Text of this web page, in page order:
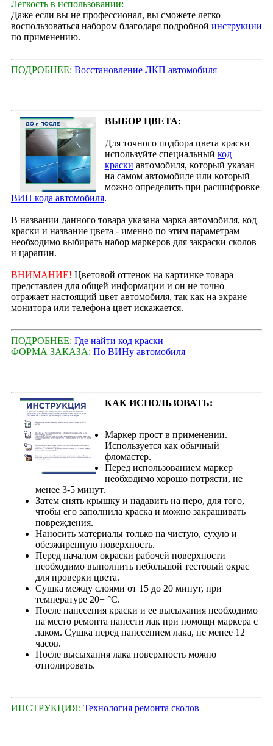
Легкость в использовании:
Даже если вы не профессионал, вы сможете легко
воспользоваться набором благодаря подробной инструкции
по применению.
ПОДРОБНЕЕ: Восстановление ЛКП автомобиля
ВЫБОР ЦВЕТА:
Для точного подбора цвета краски
используйте специальный код
краски автомобиля, который указан
на самом автомобиле или который
можно определить при расшифровке
ВИН кода автомобиля.
В названии данного товара указана марка автомобиля, код
краски и название цвета - именно по этим параметрам
необходимо выбирать набор маркеров для закраски сколов
и царапин.
ВНИМАНИЕ! Цветовой оттенок на картинке товара
представлен для общей информации и он не точно
отражает настоящий цвет автомобиля, так как на экране
монитора или телефона цвет искажается.
ПОДРОБНЕЕ: Где найти код краски
ФОРМА ЗАКАЗА: По ВИНу автомобиля
КАК ИСПОЛЬЗОВАТЬ:
Маркер прост в применении.
Используется как обычный
фломастер.
Перед использованием маркер
необходимо хорошо потрясти, не
менее 3-5 минут.
Затем снять крышку и надавить на перо, для того,
чтобы его заполнила краска и можно закрашивать
повреждения.
Наносить материалы только на чистую, сухую и
обезжиренную поверхность.
Перед началом окраски рабочей поверхности
необходимо выполнить небольшой тестовый окрас
для проверки цвета.
Сушка между слоями от 15 до 20 минут, при
температуре 20+ °С.
После нанесения краски и ее высыхания необходимо
на место ремонта нанести лак при помощи маркера с
лаком. Сушка перед нанесением лака, не менее 12
часов.
После высыхания лака поверхность можно
отполировать.
ИНСТРУКЦИЯ: Технология ремонта сколов